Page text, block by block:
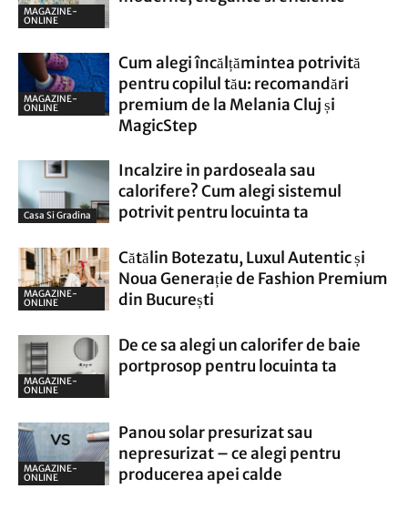
MAGAZINE-
ONLINE
MAGAZINE-
ONLINE
Cum alegi încălțămintea potrivită
pentru copilul tău: recomandări
premium de la Melania Cluj și
MagicStep
Casa Si Gradina
Incalzire in pardoseala sau
calorifere? Cum alegi sistemul
potrivit pentru locuinta ta
MAGAZINE-
ONLINE
Cătălin Botezatu, Luxul Autentic și
Noua Generație de Fashion Premium
din București
MAGAZINE-
ONLINE
De ce sa alegi un calorifer de baie
portprosop pentru locuinta ta
MAGAZINE-
ONLINE
Panou solar presurizat sau
nepresurizat – ce alegi pentru
producerea apei calde